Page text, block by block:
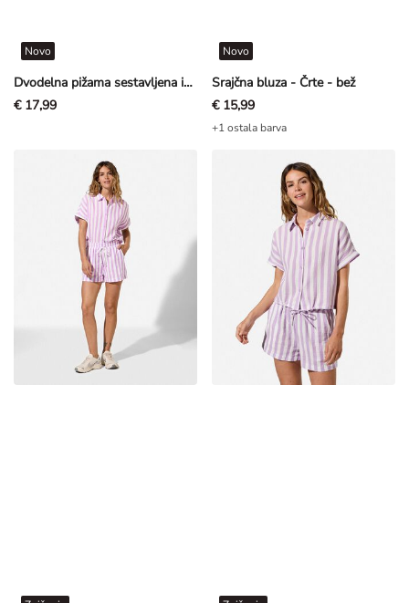
Dvodelna pižama sestavljena iz majice in kratkih hlač - Vzorec po celotnem oblačilu - bež
Novo
€ 17,99
Srajčna bluza - Črte - bež
Novo
€ 15,99
+1 ostala barva